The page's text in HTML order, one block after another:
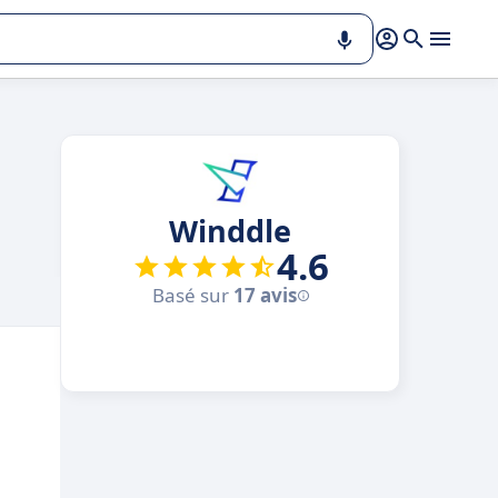
Winddle
4.6
Basé sur 17 avis